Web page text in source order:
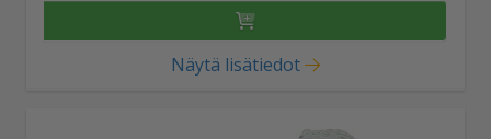
Näytä lisätiedot